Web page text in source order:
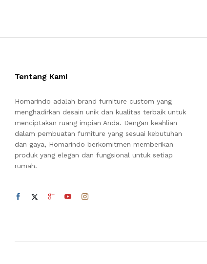
Tentang Kami
Homarindo adalah brand furniture custom yang
menghadirkan desain unik dan kualitas terbaik untuk
menciptakan ruang impian Anda. Dengan keahlian
dalam pembuatan furniture yang sesuai kebutuhan
dan gaya, Homarindo berkomitmen memberikan
produk yang elegan dan fungsional untuk setiap
rumah.